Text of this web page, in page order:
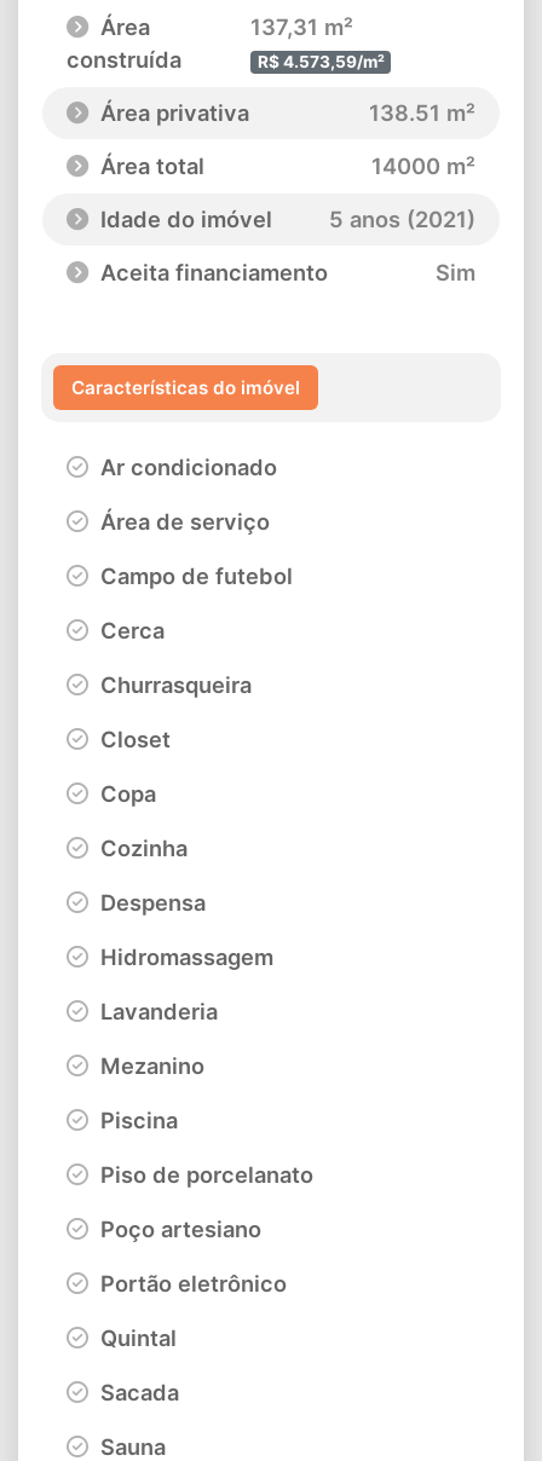
Área
construída
137,31 m²
R$ 4.573,59/m²
Área privativa
138.51 m²
Área total
14000 m²
Idade do imóvel
5 anos (2021)
Aceita financiamento
Sim
Características do imóvel
Ar condicionado
Área de serviço
Campo de futebol
Cerca
Churrasqueira
Closet
Copa
Cozinha
Despensa
Hidromassagem
Lavanderia
Mezanino
Piscina
Piso de porcelanato
Poço artesiano
Portão eletrônico
Quintal
Sacada
Sauna